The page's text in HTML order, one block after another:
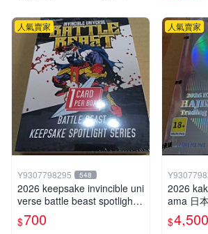
人氣賣家
Y9307798295 548
2026 keepsake invincible uni
verse battle beast spotlight
戰鬥野獸簽名盒卡
$700
人氣賣家
2026 kakawow
ama 日
national
盒卡
$4,500